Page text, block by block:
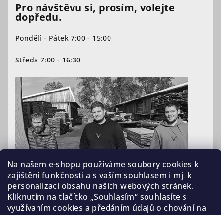
Na našem e-shopu používáme soubory cookies k
zajištění funkčnosti a s vaším souhlasem i mj. k
personalizaci obsahu našich webových stránek.
Kliknutím na tlačítko „Souhlasím“ souhlasíte s
využívaním cookies a předáním údajů o chování na
Pro návštěvu si, prosím, volejte
dopředu.
Pondělí - Pátek 7:00 - 15:00
Středa 7:00 - 16:30